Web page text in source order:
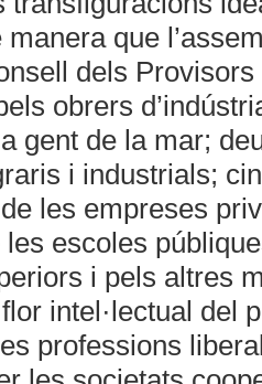
manera que
dels
obrers
gent de la mar;
i industrials;
les empreses
escoles
i pels altres
intel·lectual del
professions